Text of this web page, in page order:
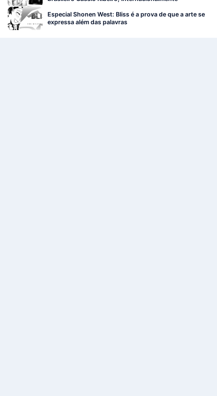
Especial Shonen West: Bliss é a prova de que a arte se
expressa além das palavras